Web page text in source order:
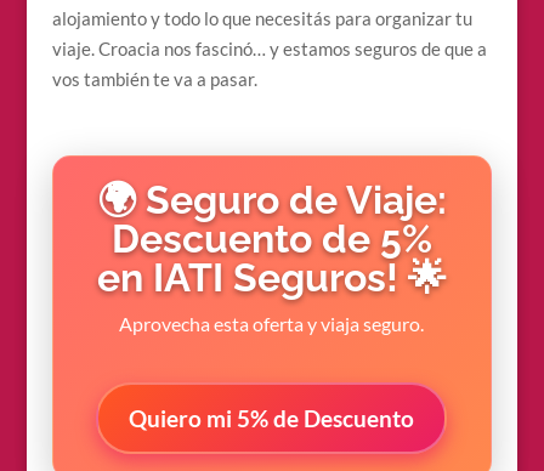
alojamiento y todo lo que necesitás para organizar tu
viaje. Croacia nos fascinó… y estamos seguros de que a
vos también te va a pasar.
🌍 Seguro de Viaje:
Descuento de 5%
en IATI Seguros! 🌟
Aprovecha esta oferta y viaja seguro.
Quiero mi 5% de Descuento